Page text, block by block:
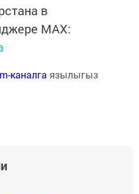
в
MАХ:
каналга язылыгыз